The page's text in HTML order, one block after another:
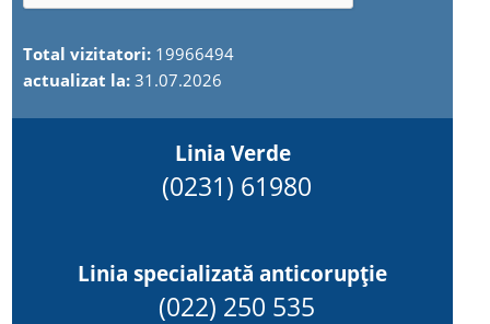
Total vizitatori: 19966494
actualizat la:31.07.2026
Linia Verde
(0231) 61980
Linia specializată anticorupție
(022) 250 535